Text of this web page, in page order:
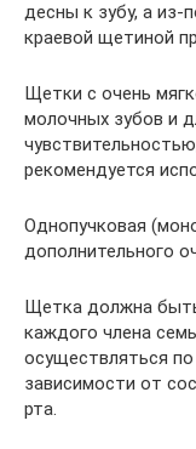
десны к зубу, а из-
краевой щетиной
Щетки с очень
молочных зубов и
рекомендуется
Однопучковая
дополнительного
Щетка должна
каждого члена
осуществляться
зависимости от
рта.